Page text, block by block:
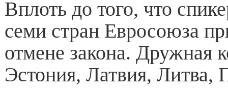
Вплоть до того, что
семи стран Евросоюза
отмене закона. Дружная
Эстония, Латвия, Литва,